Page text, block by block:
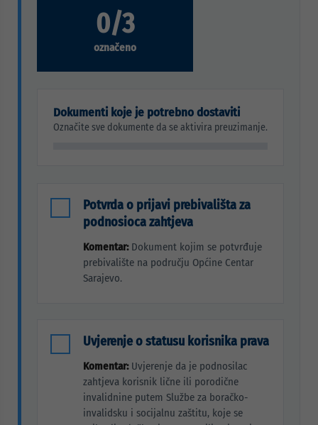
0/3
označeno
Dokumenti koje je potrebno dostaviti
Označite sve dokumente da se aktivira preuzimanje.
Potvrda o prijavi prebivališta za
podnosioca zahtjeva
Komentar:Dokument kojim se potvrđuje
prebivalište na području Općine Centar
Sarajevo.
Uvjerenje o statusu korisnika prava
Komentar:Uvjerenje da je podnosilac
zahtjeva korisnik lične ili porodične
invalidnine putem Službe za boračko-
invalidsku i socijalnu zaštitu, koje se